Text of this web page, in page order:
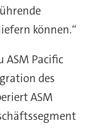
können.“
ASM Pacific
des
ASM